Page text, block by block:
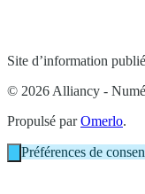
Site d’information
© 2026 Alliancy -
Propulsé parOmerlo.
Préférences de